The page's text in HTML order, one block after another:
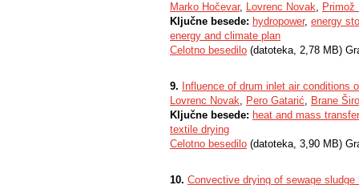
Marko Hočevar, Lovrenc Novak, Primož
Ključne besede: hydropower, energy
energy and climate plan
Celotno besedilo (datoteka, 2,78 MB)
9. Influence of drum inlet air conditions
Lovrenc Novak, Pero Gatarić, Brane
Ključne besede: heat and mass transfer
textile drying
Celotno besedilo (datoteka, 3,90 MB)
10. Convective drying of sewage sludge